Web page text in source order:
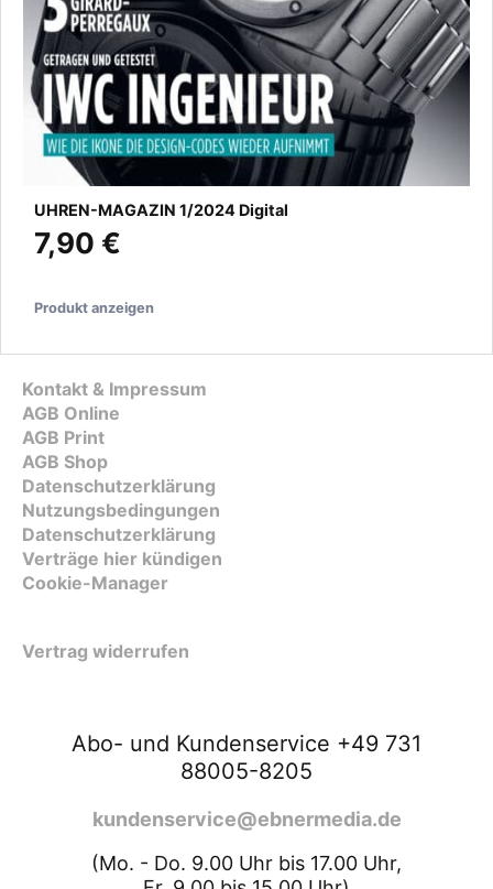
UHREN-MAGAZIN 1/2024 Digital
7,90 €
Produkt anzeigen
Kontakt & Impressum
AGB Online
AGB Print
AGB Shop
Datenschutzerklärung
Nutzungsbedingungen
Datenschutzerklärung
Verträge hier kündigen
Cookie-Manager
Vertrag widerrufen
Abo- und Kundenservice +49 731
88005-8205
kundenservice@ebnermedia.de
(Mo. - Do. 9.00 Uhr bis 17.00 Uhr,